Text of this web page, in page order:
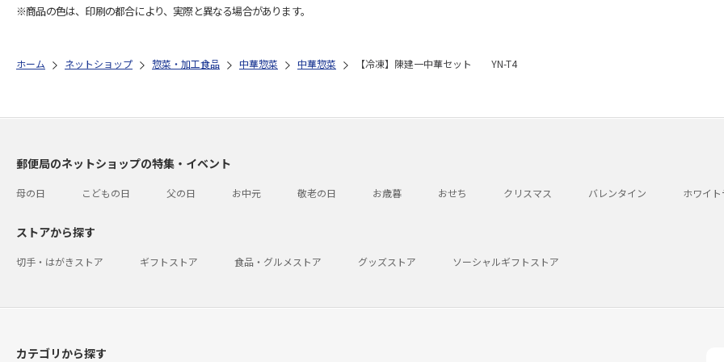
※商品の色は、印刷の都合により、実際と異なる場合があります。
ホーム ネットショップ 惣菜・加工食品 中華惣菜 中華惣菜 【冷凍】陳建一中華セット YN-T4
郵便局のネットショップの特集・イベント
母の日 こどもの日 父の日 お中元 敬老の日 お歳暮 おせち クリスマス バレンタイン ホワイ
ストアから探す
切手・はがきストア ギフトストア 食品・グルメストア グッズストア ソーシャルギフトストア
カテゴリから探す